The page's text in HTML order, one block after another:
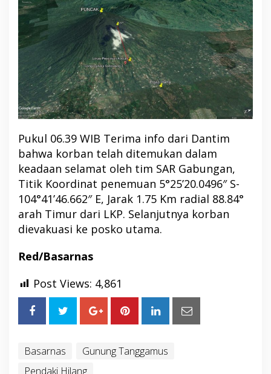
Pukul 06.39 WIB Terima info dari Dantim
bahwa korban telah ditemukan dalam
keadaan selamat oleh tim SAR Gabungan,
Titik Koordinat penemuan 5°25’20.0496″ S-
104°41’46.662″ E, Jarak 1.75 Km radial 88.84°
arah Timur dari LKP. Selanjutnya korban
dievakuasi ke posko utama.
Red/Basarnas
Post Views: 4,861
Basarnas
Gunung Tanggamus
Pendaki Hilang